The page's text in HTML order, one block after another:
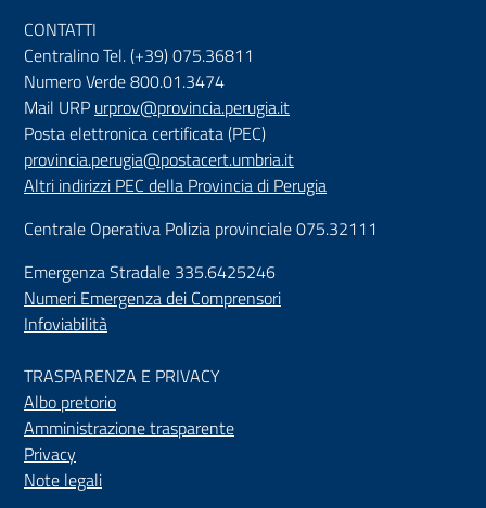
CONTATTI
Centralino Tel. (+39) 075.36811
Numero Verde 800.01.3474
Mail URP urprov@provincia.perugia.it
Posta elettronica certificata (PEC)
provincia.perugia@postacert.umbria.it
Altri indirizzi PEC della Provincia di Perugia
Centrale Operativa Polizia provinciale 075.32111
Emergenza Stradale 335.6425246
Numeri Emergenza dei Comprensori
Infoviabilità
TRASPARENZA E PRIVACY
Albo pretorio
Amministrazione trasparente
Privacy
Note legali